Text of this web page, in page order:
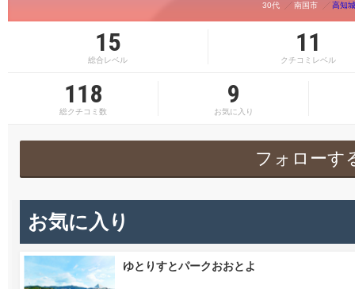
30代 南国市 高知城
15
総合レベル
11
クチコミレベル
118
総クチコミ数
9
お気に入り
フォローす
お気に入り
ゆとりすとパークおおとよ